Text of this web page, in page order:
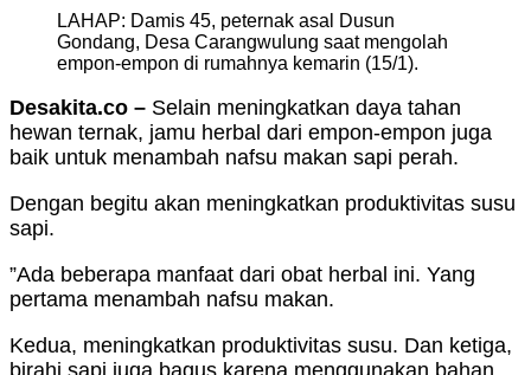
LAHAP: Damis 45, peternak asal Dusun
Gondang, Desa Carangwulung saat mengolah
empon-empon di rumahnya kemarin (15/1).
Desakita.co – Selain meningkatkan daya tahan
hewan ternak, jamu herbal dari empon-empon juga
baik untuk menambah nafsu makan sapi perah.
Dengan begitu akan meningkatkan produktivitas susu
sapi.
”Ada beberapa manfaat dari obat herbal ini. Yang
pertama menambah nafsu makan.
Kedua, meningkatkan produktivitas susu. Dan ketiga,